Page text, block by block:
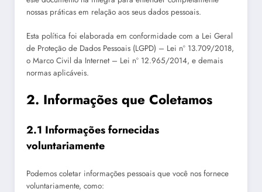
nossas práticas em relação aos seus dados pessoais.
Esta política foi elaborada em conformidade com a Lei Geral
de Proteção de Dados Pessoais (LGPD) – Lei nº 13.709/2018,
o Marco Civil da Internet – Lei nº 12.965/2014, e demais
normas aplicáveis.
2. Informações que Coletamos
2.1 Informações fornecidas
voluntariamente
Podemos coletar informações pessoais que você nos fornece
voluntariamente, como: